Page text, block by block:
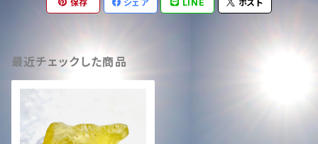
保存 シェア LINE ポスト
最近チェックした商品